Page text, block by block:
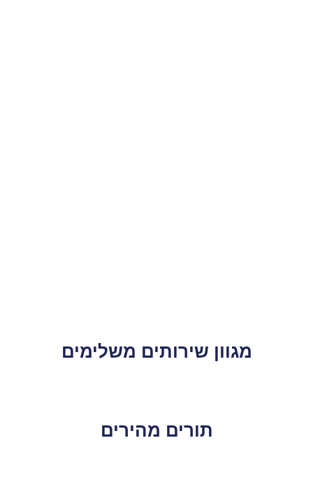
מגוון שירותים משלימים
תורים מהירים